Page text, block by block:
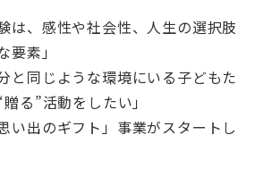
は、感性や社会性、人生の選択肢
要素」
と同じような環境にいる子どもた
る”活動をしたい」
い出のギフト」事業がスタートし